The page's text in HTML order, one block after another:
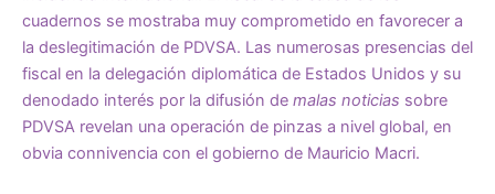
cuadernos se mostraba muy comprometido en favorecer a
la deslegitimación de PDVSA. Las numerosas presencias del
fiscal en la delegación diplomática de Estados Unidos y su
denodado interés por la difusión de malas noticias sobre
PDVSA revelan una operación de pinzas a nivel global, en
obvia connivencia con el gobierno de Mauricio Macri.